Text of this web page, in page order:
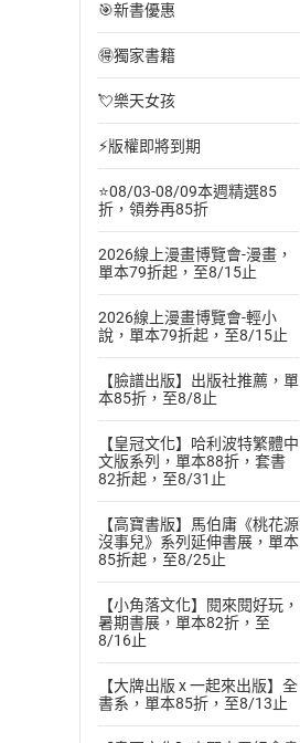
🎯新書優惠
🉐獨家書籍
💘樂天女孩
⚡版權即將到期
⭐08/03-08/09本週精選85
折，領券再85折
2026線上漫畫博覽會-漫畫，
單本79折起，至8/15止
2026線上漫畫博覽會-輕小
說，單本79折起，至8/15止
【臉譜出版】出版社推薦，單
本85折，至8/8止
【皇冠文化】哈利波特繁體中
文版系列，單本88折，套書
82折起，至8/31止
【高寶書版】馬伯庸《桃花源
沒事兒》系列延伸書展，單本
85折起，至8/25止
【小角落文化】閱來閱好玩，
暑期書展，單本82折，至
8/16止
【大牌出版 x 一起來出版】全
書系，單本85折，至8/13止